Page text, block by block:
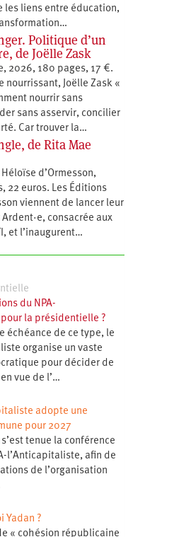
les liens entre éducation,
Politique d’un
de Joëlle Zask
2026, 180 pages, 17 €.
nourrissant, Joëlle Zask «
nourrir sans
sans asservir, concilier
Car trouver la…
de Rita Mae
d’Ormesson,
22 euros. Les Éditions
viennent de lancer leur
consacrée aux
et l’inaugurent…
du NPA-
la présidentielle ?
échéance de ce type, le
organise un vaste
pour décider de
vue de l’…
adopte une
pour 2027
tenue la conférence
l’Anticapitaliste, afin de
de l’organisation
Yadan ?
« cohésion républicaine